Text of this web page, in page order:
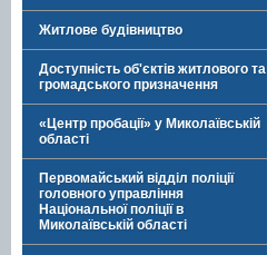
Житлове будівництво
Доступність об'єктів житлового та
громадського призначення
«Центр пробації» у Миколаївській
області
Первомайський відділ поліції
головного управління
Національної поліції в
Миколаївській області